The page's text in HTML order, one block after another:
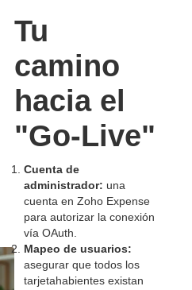
Tu
camino
hacia el
"Go-Live"
Cuenta de
administrador: una
cuenta en Zoho Expense
para autorizar la conexión
vía OAuth.
Mapeo de usuarios:
asegurar que todos los
tarjetahabientes existan